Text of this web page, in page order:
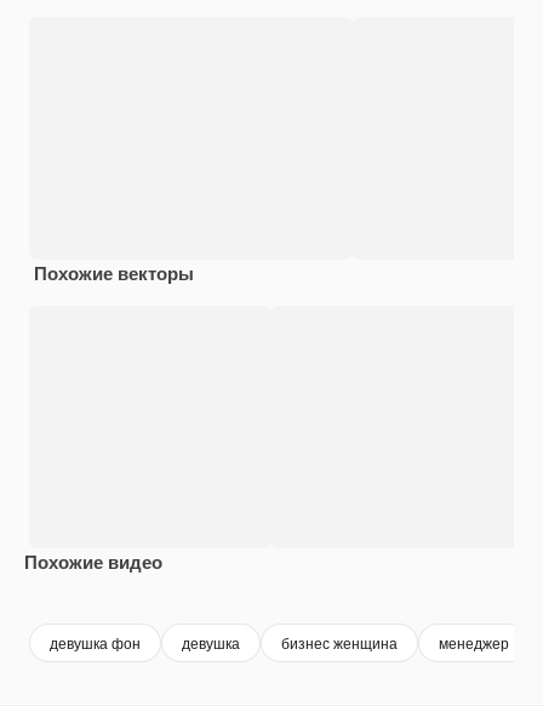
Похожие векторы
Похожие видео
девушка фон девушка бизнес женщина менеджер